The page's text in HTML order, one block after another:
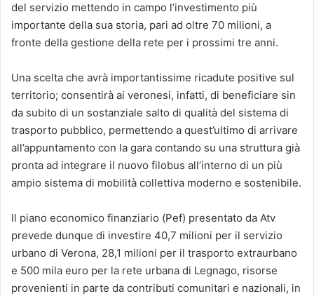
del servizio mettendo in campo l’investimento più
importante della sua storia, pari ad oltre 70 milioni, a
fronte della gestione della rete per i prossimi tre anni.
Una scelta che avrà importantissime ricadute positive sul
territorio; consentirà ai veronesi, infatti, di beneficiare sin
da subito di un sostanziale salto di qualità del sistema di
trasporto pubblico, permettendo a quest’ultimo di arrivare
all’appuntamento con la gara contando su una struttura già
pronta ad integrare il nuovo filobus all’interno di un più
ampio sistema di mobilità collettiva moderno e sostenibile.
Il piano economico finanziario (Pef) presentato da Atv
prevede dunque di investire 40,7 milioni per il servizio
urbano di Verona, 28,1 milioni per il trasporto extraurbano
e 500 mila euro per la rete urbana di Legnago, risorse
provenienti in parte da contributi comunitari e nazionali, in